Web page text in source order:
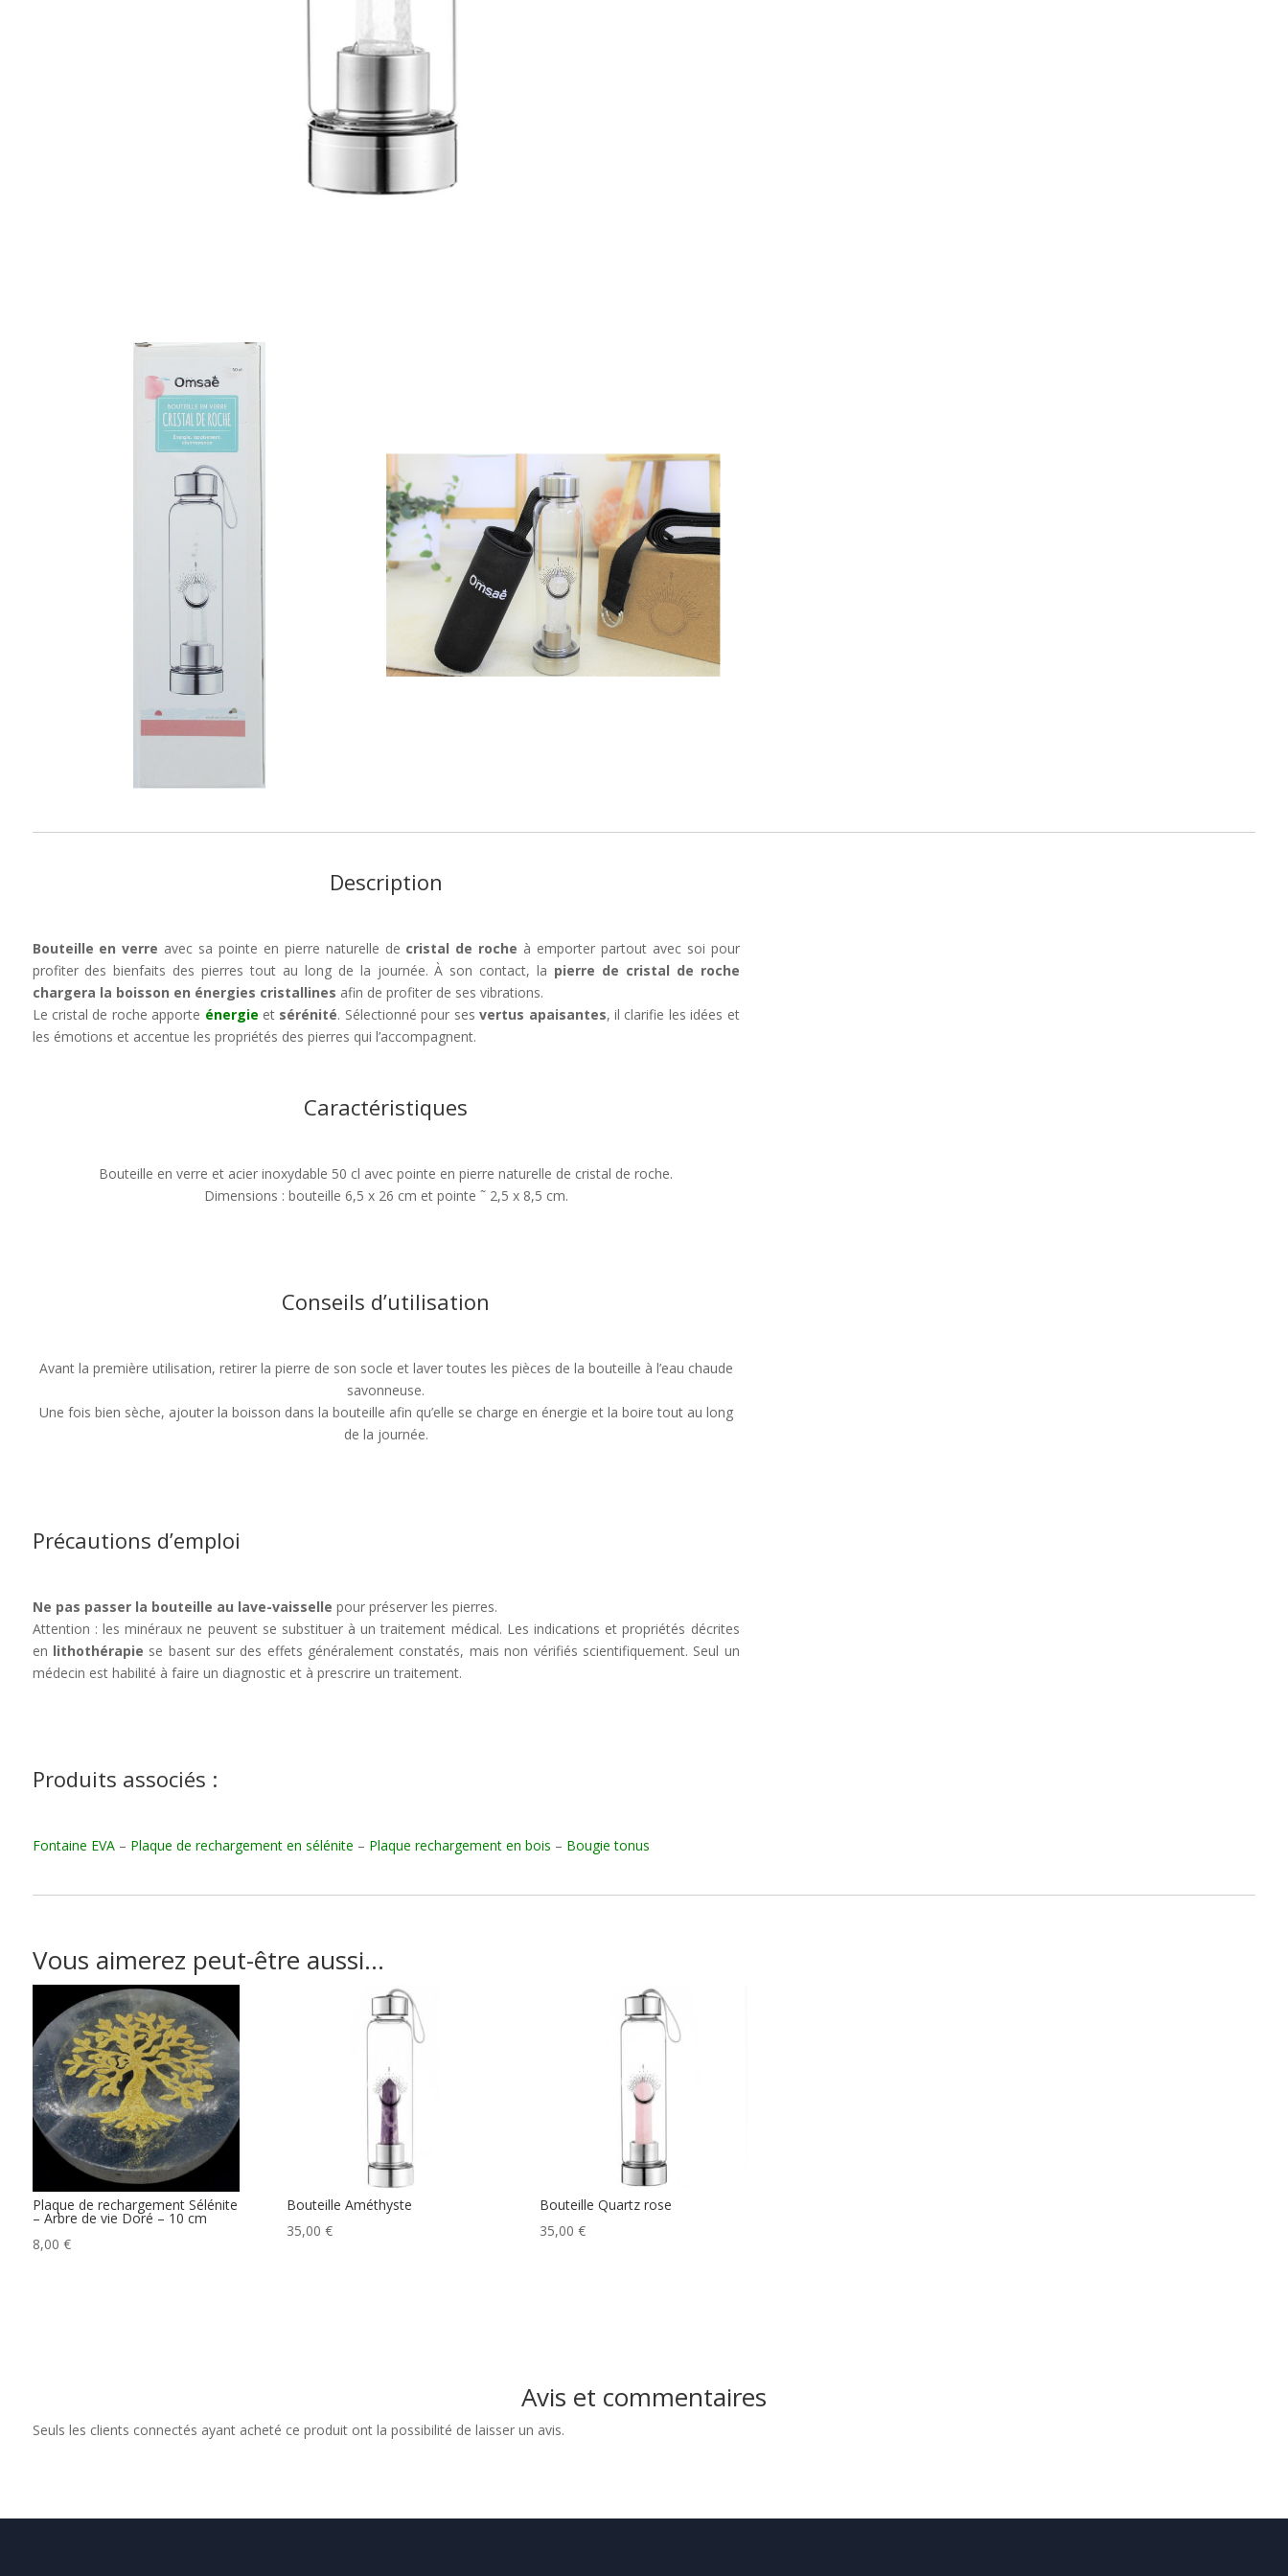
Description
Bouteille en verre avec sa pointe en pierre naturelle de cristal de roche à emporter partout avec soi pour
profiter des bienfaits des pierres tout au long de la journée. À son contact, la pierre de cristal de roche
chargera la boisson en énergies cristallines afin de profiter de ses vibrations.
Le cristal de roche apporte énergie et sérénité. Sélectionné pour sesvertus apaisantes, il clarifie les idées et
les émotions et accentue les propriétés des pierres qui l’accompagnent.
Caractéristiques
Bouteille en verre et acier inoxydable 50 cl avec pointe en pierre naturelle de cristal de roche.
Dimensions : bouteille 6,5 x 26 cm et pointe ˜ 2,5 x 8,5 cm.
Conseils d’utilisation
Avant la première utilisation, retirer la pierre de son socle et laver toutes les pièces de la bouteille à l’eau chaude
savonneuse.
Une fois bien sèche, ajouter la boisson dans la bouteille afin qu’elle se charge en énergie et la boire tout au long
de la journée.
Précautions d’emploi
Ne pas passer la bouteille au lave-vaisselle pour préserver les pierres.
Attention : les minéraux ne peuvent se substituer à un traitement médical. Les indications et propriétés décrites
en lithothérapie se basent sur des effets généralement constatés, mais non vérifiés scientifiquement. Seul un
médecin est habilité à faire un diagnostic et à prescrire un traitement.
Produits associés :
Fontaine EVA– Plaque de rechargement en sélénite – Plaque rechargement en bois – Bougie tonus
Vous aimerez peut-être aussi…
Plaque de rechargement Sélénite
– Arbre de vie Doré – 10 cm
8,00 €
Bouteille Améthyste
35,00 €
Bouteille Quartz rose
35,00€
Avis et commentaires
Seuls les clients connectés ayant acheté ce produit ont la possibilité de laisser un avis.